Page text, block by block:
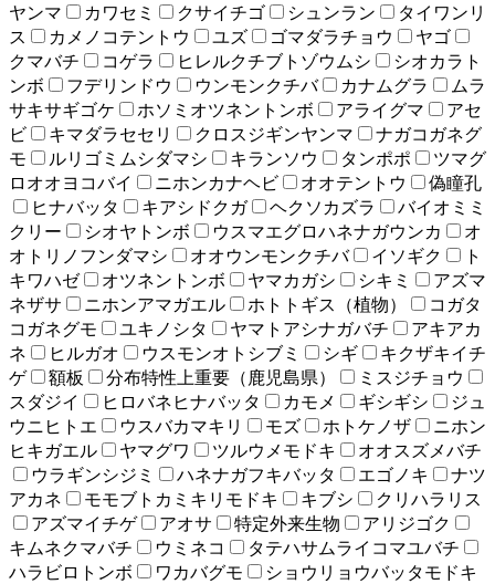
ヤンマ
カワセミ クサイチゴ シュンラン
タイワンリ
ス
カメノコテントウ ユズ ゴマダラチョウ
ヤゴ
クマバチ
コゲラ ヒレルクチブトゾウムシ
シオカラト
ンボ
フデリンドウ ウンモンクチバ カナムグラ
ムラ
サキサギゴケ
ホソミオツネントンボ アライグマ
アセ
ビ
キマダラセセリ クロスジギンヤンマ
ナガコガネグ
モ
ルリゴミムシダマシ キランソウ タンポポ
ツマグ
ロオオヨコバイ
ニホンカナヘビ オオテントウ
偽瞳孔
ヒナバッタ
キアシドクガ ヘクソカズラ
バイオミミ
クリー
シオヤトンボ ウスマエグロハネナガウンカ
オ
オトリノフンダマシ
オオウンモンクチバ イソギク
ト
キワハゼ
オツネントンボ ヤマカガシ シキミ
アズマ
ネザサ
ニホンアマガエル ホトトギス（植物）
コガタ
コガネグモ
ユキノシタ ヤマトアシナガバチ
アキアカ
ネ
ヒルガオ ウスモンオトシブミ シギ
キクザキイチ
ゲ
額板 分布特性上重要（鹿児島県）
ミスジチョウ
スダジイ
ヒロバネヒナバッタ カモメ ギシギシ
ジュ
ウニヒトエ
ウスバカマキリ モズ ホトケノザ
ニホン
ヒキガエル
ヤマグワ ツルウメモドキ
オオスズメバチ
ウラギンシジミ
ハネナガフキバッタ エゴノキ
ナツ
アカネ
モモブトカミキリモドキ キブシ
クリハラリス
アズマイチゲ
アオサ 特定外来生物
アリジゴク
キムネクマバチ
ウミネコ
タテハサムライコマユバチ
ハラビロトンボ
ワカバグモ
ショウリョウバッタモドキ